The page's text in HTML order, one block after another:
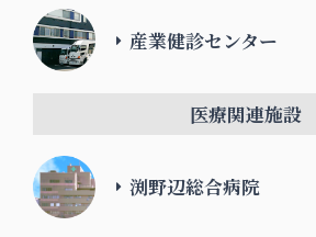
産業健診センター
医療関連施設
渕野辺総合病院